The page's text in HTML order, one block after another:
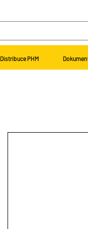
Distribuce PHM